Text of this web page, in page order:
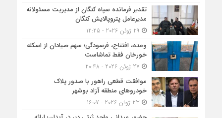
تقدیر فرمانده سپاه کنگان از مدیریت مسئولانه
مدیرعامل پتروپالایش کنگان
وعده، افتتاح، فرسودگی؛ سهم صیادان از اسکله
خورخان فقط تماشاست
موافقت قطعی راهور با صدور پلاک
خودروهای منطقه آزاد بوشهر